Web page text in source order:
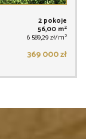
2 pokoje
56,00 m2
6 589,29 zł/m2
369 000 zł